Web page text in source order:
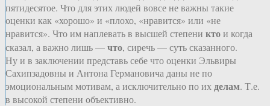
пятидесятое. Что для этих людей вовсе не важны такие
оценки как «хорошо» и «плохо, «нравится» или «не
нравится». Что им наплевать в высшей степени ктои когда
сказал, а важно лишь —что, сиречь — суть сказанного.
Ну и в заключении представь себе что оценки Эльвиры
Сахипзадовны и Антона Германовича даны не по
эмоциональным мотивам, а исключительно по их делам. Т.е.
в высокой степени объективно.